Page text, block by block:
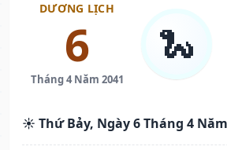
DƯƠNG LỊCH
6
Tháng 4 Năm 2041
🐍
☀️ Thứ Bảy, Ngày 6 Tháng 4 Năm